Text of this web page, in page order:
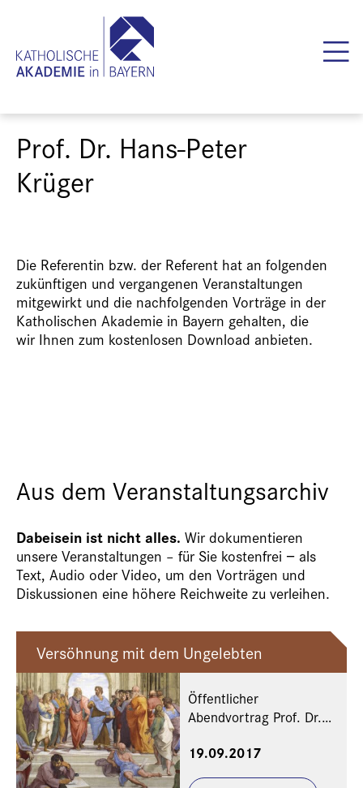
Prof. Dr. Hans-Peter
Krüger
Die Referentin bzw. der Referent hat an folgenden
zukünftigen und vergangenen Veranstaltungen
mitgewirkt und die nachfolgenden Vorträge in der
Katholischen Akademie in Bayern gehalten, die
wir Ihnen zum kostenlosen Download anbieten.
Aus dem Veranstaltungsarchiv
Dabeisein ist nicht alles. Wir dokumentieren
unsere Veranstaltungen – für Sie kostenfrei − als
Text, Audio oder Video, um den Vorträgen und
Diskussionen eine höhere Reichweite zu verleihen.
Versöhnung mit dem Ungelebten
Öffentlicher
Abendvortrag Prof. Dr.
Heidelberg
19.09.2017